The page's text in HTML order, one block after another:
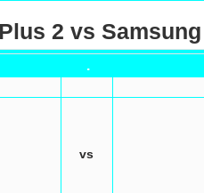
2 vs
.
vs